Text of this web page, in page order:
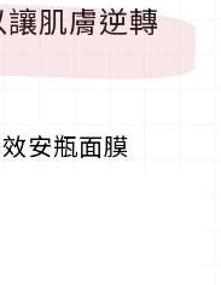
肌膚逆轉
安瓶面膜